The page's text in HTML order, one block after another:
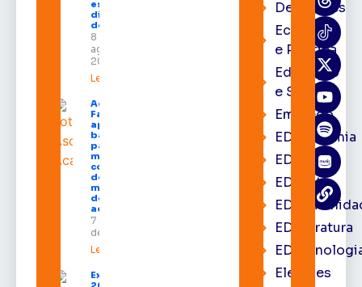
estado nos
dias 10 e 11
de agosto
8 de
agosto de
2026
Leia mais »
Acácio
Favacho
apresenta
balanço
parcial do
mandato
com mais
de R$ 668
milhões
destinados
ao Amapá
7 de agosto
de 2026
Leia mais »
Expofeira
Destaques
Economia
e Política
Educação
e Saúde
Emprego
EDacademia
EDbrasília
EDcast
EDliteratura
Eleições